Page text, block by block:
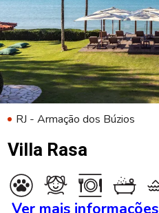
RJ - Armação dos Búzios
Villa Rasa
Ver mais informações